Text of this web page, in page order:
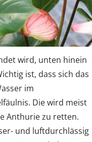
wird, unten hinein
ist, dass sich das
im
Die wird meist
Anthurie zu retten.
und luftdurchlässig